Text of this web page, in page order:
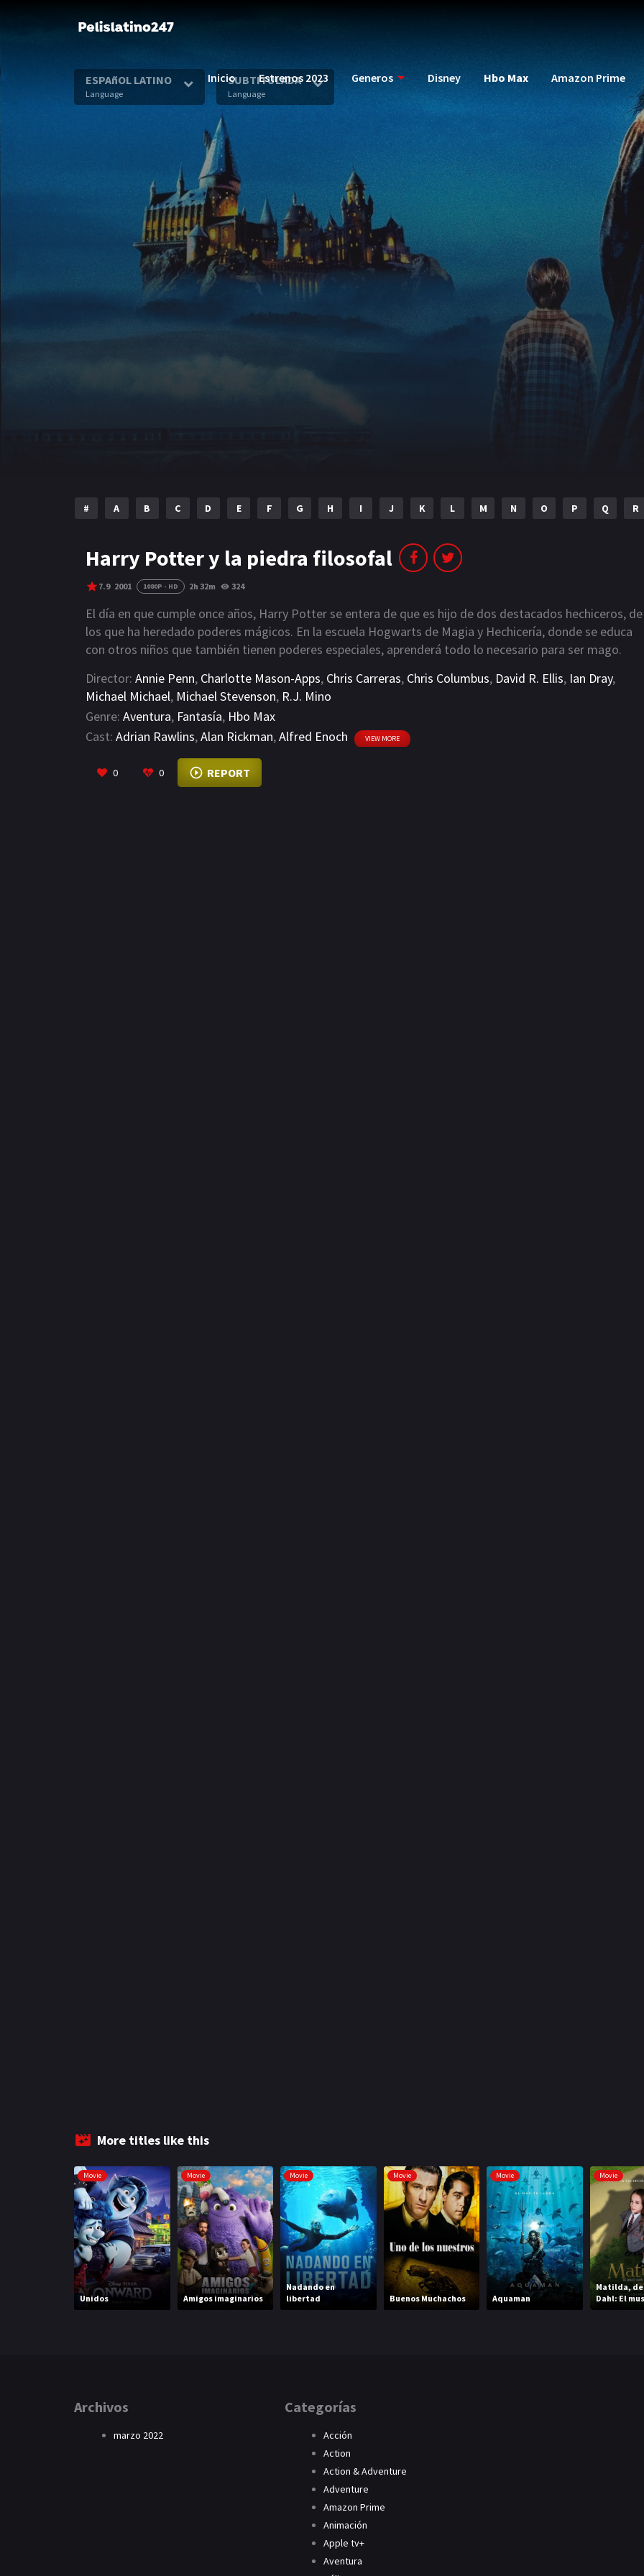
Inicio Estrenos 2023 Generos Disney Hbo Max Amazon Prime
ESPAñOL LATINO
Language
SUBTITULADA
Language
# A B C D E F G H I J K L M N O P Q R
Harry Potter y la piedra filosofal
7.9 2001 1080P - HD 2h 32m 324
El día en que cumple once años, Harry Potter se entera de que es hijo de dos destacados hechiceros, de
los que ha heredado poderes mágicos. En la escuela Hogwarts de Magia y Hechicería, donde se educa
con otros niños que también tienen poderes especiales, aprenderá todo lo necesario para ser mago.
Director: Annie Penn, Charlotte Mason-Apps, Chris Carreras, Chris Columbus, David R. Ellis, Ian Dray,
Michael Michael, Michael Stevenson, R.J. Mino
Genre: Aventura, Fantasía, Hbo Max
Cast: Adrian Rawlins,Alan Rickman,Alfred Enoch VIEW MORE
0 0 REPORT
More titles like this
Movie
Unidos
Movie
Amigos imaginarios
Movie
Nadando en
libertad
Movie
Buenos Muchachos
Movie
Aquaman
Movie
Matilda, de
Dahl: El
Archivos
marzo 2022
Categorías
Acción
Action
Action & Adventure
Adventure
Amazon Prime
Animación
Apple tv+
Aventura